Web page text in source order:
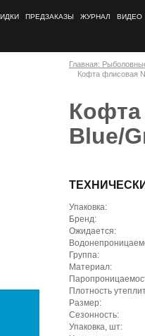
ПРЕДЗАКАЗЫ ЖУРНАЛ ВИДЕО
Главная:
Кофта флисовая
Blue/
Упаковка:
Бренд:
Ожидается:
Группа:
Материал:
Плотность
Размер:
Сезонность:
Упаковка, шт: